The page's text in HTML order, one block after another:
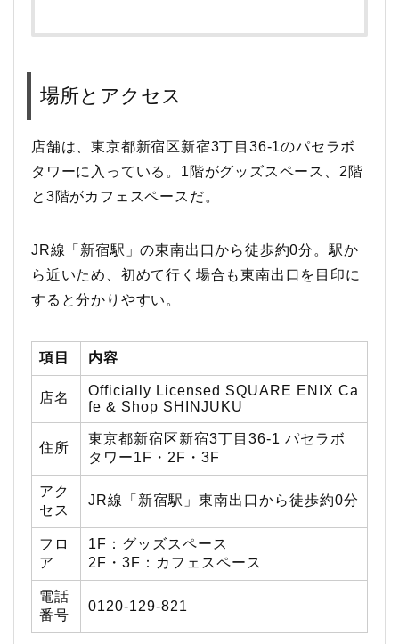
場所とアクセス
店舗は、東京都新宿区新宿3丁目36-1のパセラボ
タワーに入っている。1階がグッズスペース、2階
と3階がカフェスペースだ。
JR線「新宿駅」の東南出口から徒歩約0分。駅か
ら近いため、初めて行く場合も東南出口を目印に
すると分かりやすい。
項目 内容
店名
Officially Licensed SQUARE ENIX Ca
fe & Shop SHINJUKU
住所
東京都新宿区新宿3丁目36-1 パセラボ
タワー1F・2F・3F
アク
セス
JR線「新宿駅」東南出口から徒歩約0分
フロ
ア
1F：グッズスペース
2F・3F：カフェスペース
電話
番号
0120-129-821